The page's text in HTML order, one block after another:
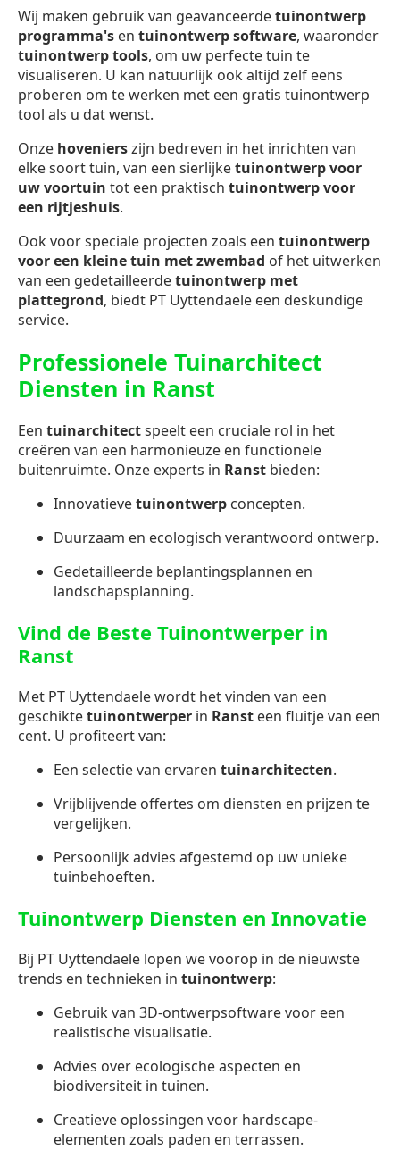
Wij maken gebruik van geavanceerdetuinontwerp
programma's en tuinontwerp software, waaronder
tuinontwerptools, om uw perfecte tuin te
visualiseren. U kan natuurlijk ook altijd zelf eens
proberen om te werken met een gratis tuinontwerp
tool als u dat wenst.
Onze hovenierszijn bedreven in het inrichten van
elke soort tuin, van een sierlijketuinontwerp voor
uw voortuin tot een praktisch tuinontwerp voor
een rijtjeshuis.
Ook voor speciale projecten zoals een tuinontwerp
voor een kleine tuin met zwembad of het uitwerken
van een gedetailleerdetuinontwerp met
plattegrond, biedt PT Uyttendaele een deskundige
service.
Professionele Tuinarchitect
Diensten in Ranst
Een tuinarchitectspeelt een cruciale rol in het
creëren van een harmonieuze en functionele
buitenruimte. Onze experts in Ranst bieden:
Innovatievetuinontwerp concepten.
Duurzaam en ecologisch verantwoord ontwerp.
Gedetailleerde beplantingsplannen en
landschapsplanning.
Vind de Beste Tuinontwerper in
Ranst
Met PT Uyttendaele wordt het vinden van een
geschiktetuinontwerper in Ranst een fluitje van een
cent. U profiteert van:
Een selectie van ervaren tuinarchitecten.
Vrijblijvende offertes om diensten en prijzen te
vergelijken.
Persoonlijk advies afgestemd op uw unieke
tuinbehoeften.
Tuinontwerp Diensten en Innovatie
Bij PT Uyttendaele lopen we voorop in de nieuwste
trends en technieken in tuinontwerp:
Gebruik van 3D-ontwerpsoftware voor een
realistische visualisatie.
Advies over ecologische aspecten en
biodiversiteit in tuinen.
Creatieve oplossingen voor hardscape-
elementen zoals paden en terrassen.